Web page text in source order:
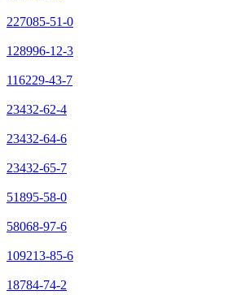
227085-51-0
128996-12-3
116229-43-7
23432-62-4
23432-64-6
23432-65-7
51895-58-0
58068-97-6
109213-85-6
18784-74-2